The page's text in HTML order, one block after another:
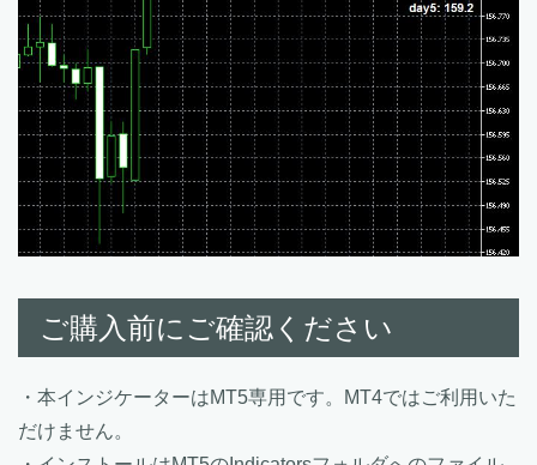
ご購入前にご確認ください
・本インジケーターはMT5専用です。MT4ではご利用いた
だけません。